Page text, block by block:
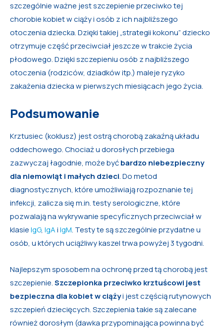
szczególnie ważne jest szczepienie przeciwko tej
chorobie kobiet w ciąży i osób z ich najbliższego
otoczenia dziecka. Dzięki takiej „strategii kokonu” dziecko
otrzymuje część przeciwciał jeszcze w trakcie życia
płodowego. Dzięki szczepieniu osób z najbliższego
otoczenia (rodziców, dziadków itp.) maleje ryzyko
zakażenia dziecka w pierwszych miesiącach jego życia.
Podsumowanie
Krztusiec (koklusz) jest ostrą chorobą zakaźną układu
oddechowego. Chociaż u dorosłych przebiega
zazwyczaj łagodnie, może byćbardzo niebezpieczny
dla niemowląt i małych dzieci. Do metod
diagnostycznych, które umożliwiają rozpoznanie tej
infekcji, zalicza się m.in. testy serologiczne, które
pozwalają na wykrywanie specyficznych przeciwciał w
klasieIgG, IgAiIgM. Testy te są szczególnie przydatne u
osób, u których uciążliwy kaszel trwa powyżej 3 tygodni.
Najlepszym sposobem na ochronę przed tą chorobą jest
szczepienie.Szczepionka przeciwko krztuścowi jest
bezpieczna dla kobiet w ciążyi jest częścią rutynowych
szczepień dziecięcych. Szczepienia takie są zalecane
również dorosłym (dawka przypominająca powinna być